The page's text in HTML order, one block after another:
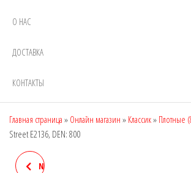
О НАС
ДОСТАВКА
КОНТАКТЫ
Главная страница » Онлайн магазин » Классик» Плотные
Street E2136, DEN: 800
NAJA STREET E2112, DEN: 20